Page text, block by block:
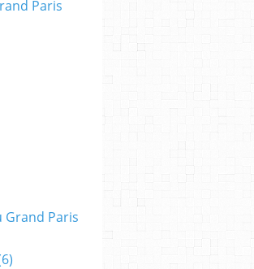
Paris
Paris